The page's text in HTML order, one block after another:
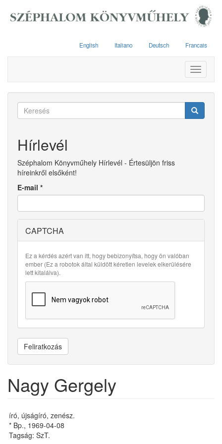
English Italiano Deutsch Francais
Toggle
Keresés
Hírlevél
Széphalom Könyvműhely Hírlevél - Értesüljön friss
híreinkről elsőként!
E-mail *
CAPTCHA
Ez a kérdés azért van itt, hogy bebizonyítsa, hogy ön valóban
ember (Ez a robotok által küldött kéretlen levelek elkerülésére
lett kitalálva).
Feliratkozás
Nagy Gergely
író, újságíró, zenész.
* Bp., 1969-04-08
Tagság: SzT.